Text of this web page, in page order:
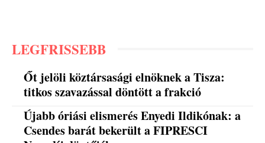
LEGFRISSEBB
Őt jelöli köztársasági elnöknek a Tisza:
titkos szavazással döntött a frakció
Újabb óriási elismerés Enyedi Ildikónak: a
Csendes barát bekerült a FIPRESCI